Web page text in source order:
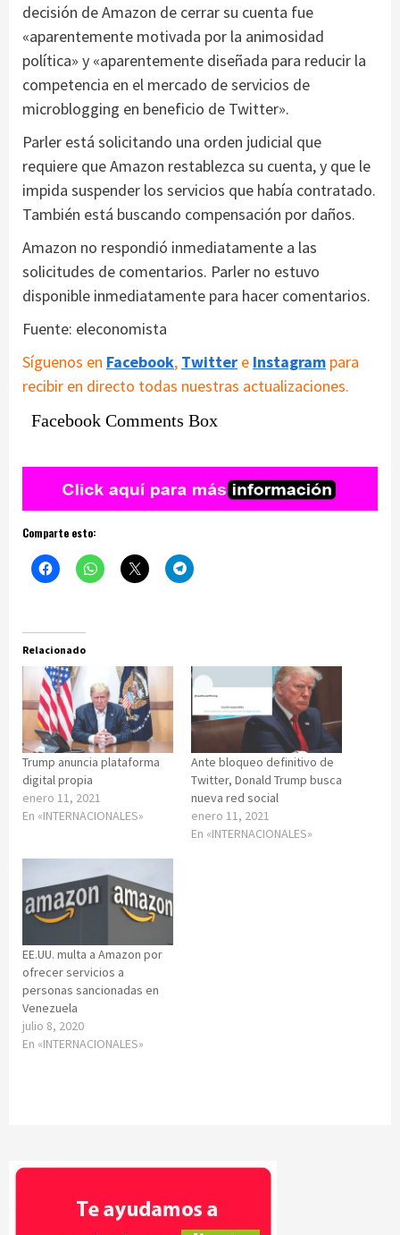
decisión de Amazon de cerrar su cuenta fue
«aparentemente motivada por la animosidad
política» y «aparentemente diseñada para reducir la
competencia en el mercado de servicios de
microblogging en beneficio de Twitter».
Parler está solicitando una orden judicial que
requiere que Amazon restablezca su cuenta, y que le
impida suspender los servicios que había contratado.
También está buscando compensación por daños.
Amazon no respondió inmediatamente a las
solicitudes de comentarios. Parler no estuvo
disponible inmediatamente para hacer comentarios.
Fuente: eleconomista
Síguenos en Facebook, Twitter e Instagram para
recibir en directo todas nuestras actualizaciones.
Facebook Comments Box
Comparte esto:
Relacionado
Trump anuncia plataforma
digital propia
enero 11, 2021
En «INTERNACIONALES»
Ante bloqueo definitivo de
Twitter, Donald Trump busca
nueva red social
enero 11, 2021
En «INTERNACIONALES»
EE.UU. multa a Amazon por
ofrecer servicios a
personas sancionadas en
Venezuela
julio 8, 2020
En «INTERNACIONALES»